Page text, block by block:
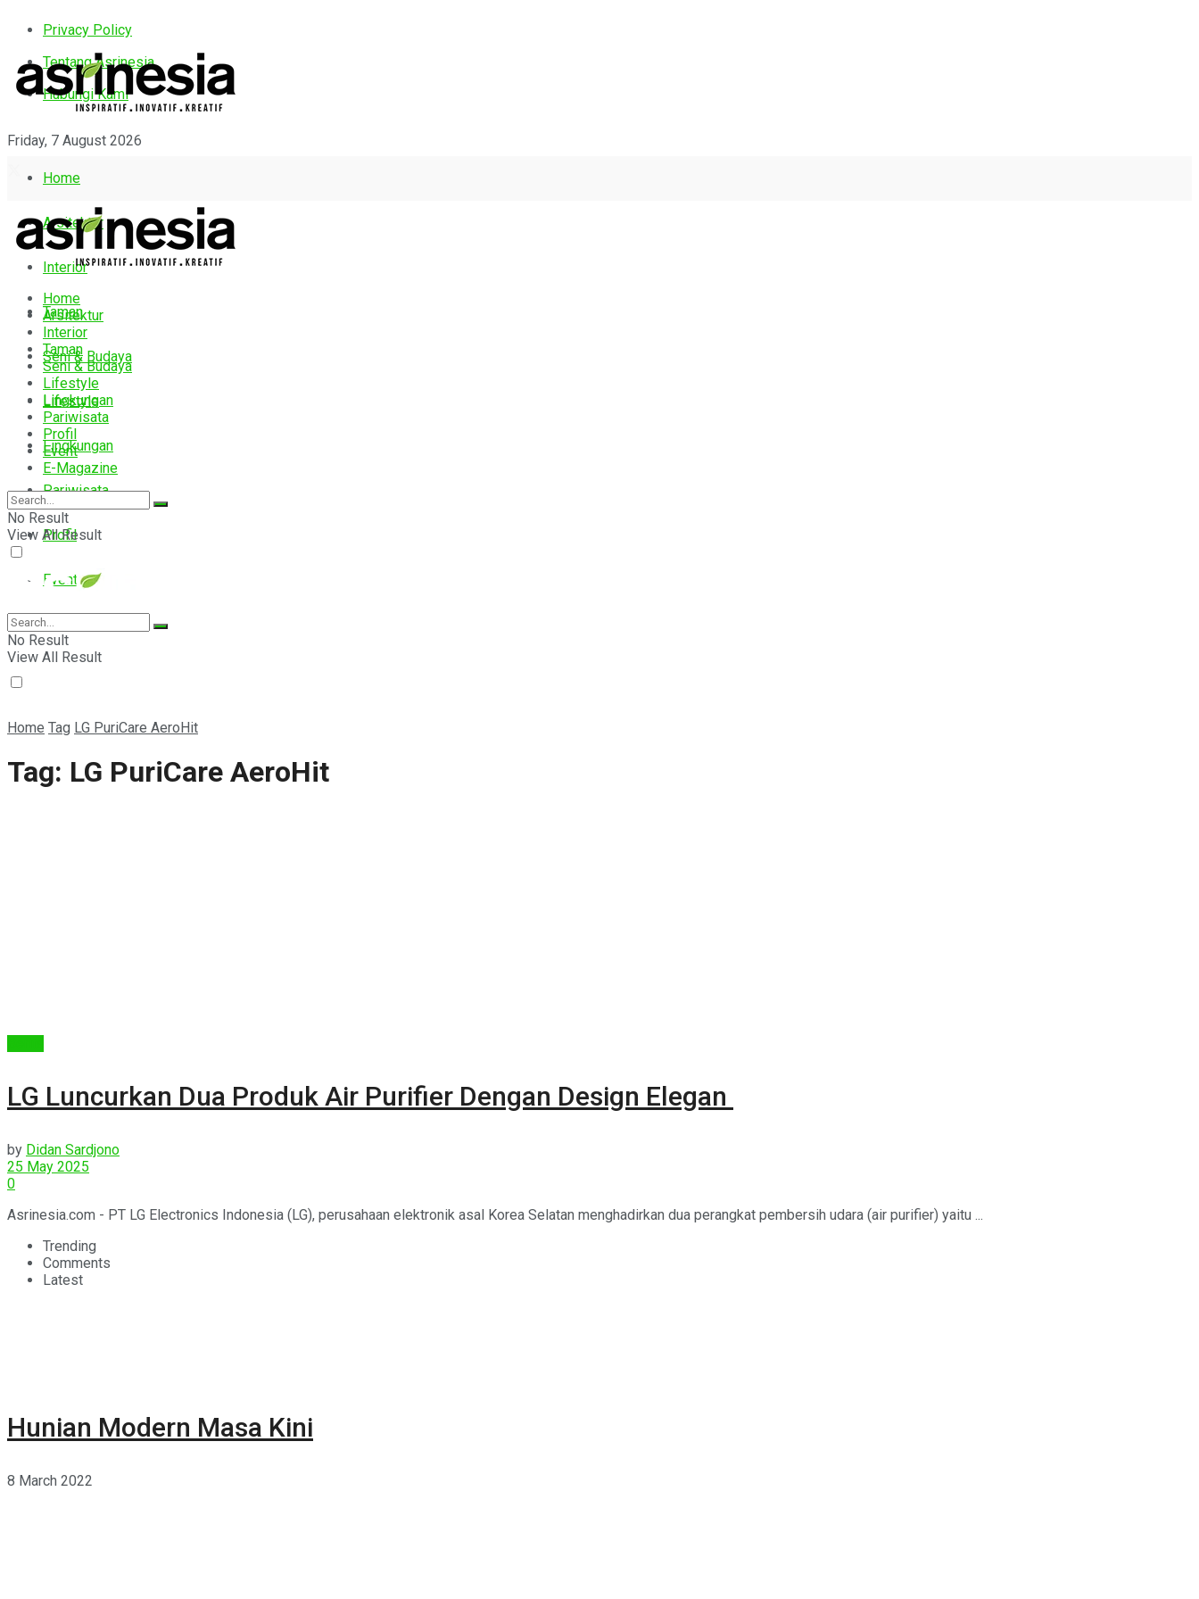
Privacy Policy
Tentang Asrinesia
Hubungi Kami
Friday, 7 August 2026
Home
Arsitektur
Interior
Taman
Seni & Budaya
Lifestyle
Lingkungan
Pariwisata
Profil
Event
E-Magazine
Home
Arsitektur
Interior
Taman
Seni & Budaya
Lifestyle
Lingkungan
Pariwisata
Profil
Event
E-Magazine
No Result
View All Result
No Result
View All Result
Home Tag LG PuriCare AeroHit
Tag: LG PuriCare AeroHit
LG Luncurkan Dua Produk Air Purifier Dengan Design Elegan
by Didan Sardjono
25 May 2025
0
Asrinesia.com - PT LG Electronics Indonesia (LG), perusahaan elektronik asal Korea Selatan menghadirkan dua perangkat pembersih udara (air purifier) yaitu ...
Trending
Comments
Latest
Hunian Modern Masa Kini
8 March 2022